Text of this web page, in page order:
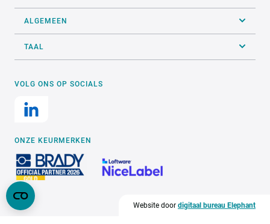
ALGEMEEN
TAAL
VOLG ONS OP SOCIALS
ONZE KEURMERKEN
Website door digitaal bureau Elephant